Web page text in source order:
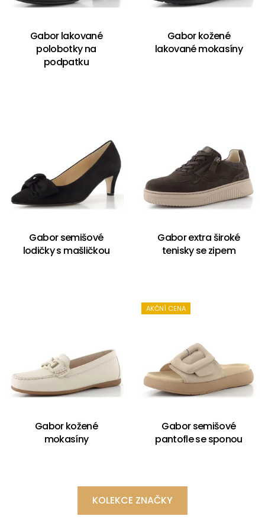
Gabor lakované
polobotky na
podpatku
Gabor kožené
lakované mokasíny
Gabor semišové
lodičky s mašličkou
Gabor extra široké
tenisky se zipem
Gabor kožené
mokasíny
AKČNÍ CENA
Gabor semišové
pantofle se sponou
KOLEKCE ZNAČKY